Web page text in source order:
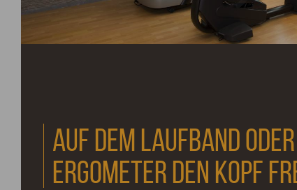
AUF DEM LAUFBAND
ERGOMETER DEN KOPF